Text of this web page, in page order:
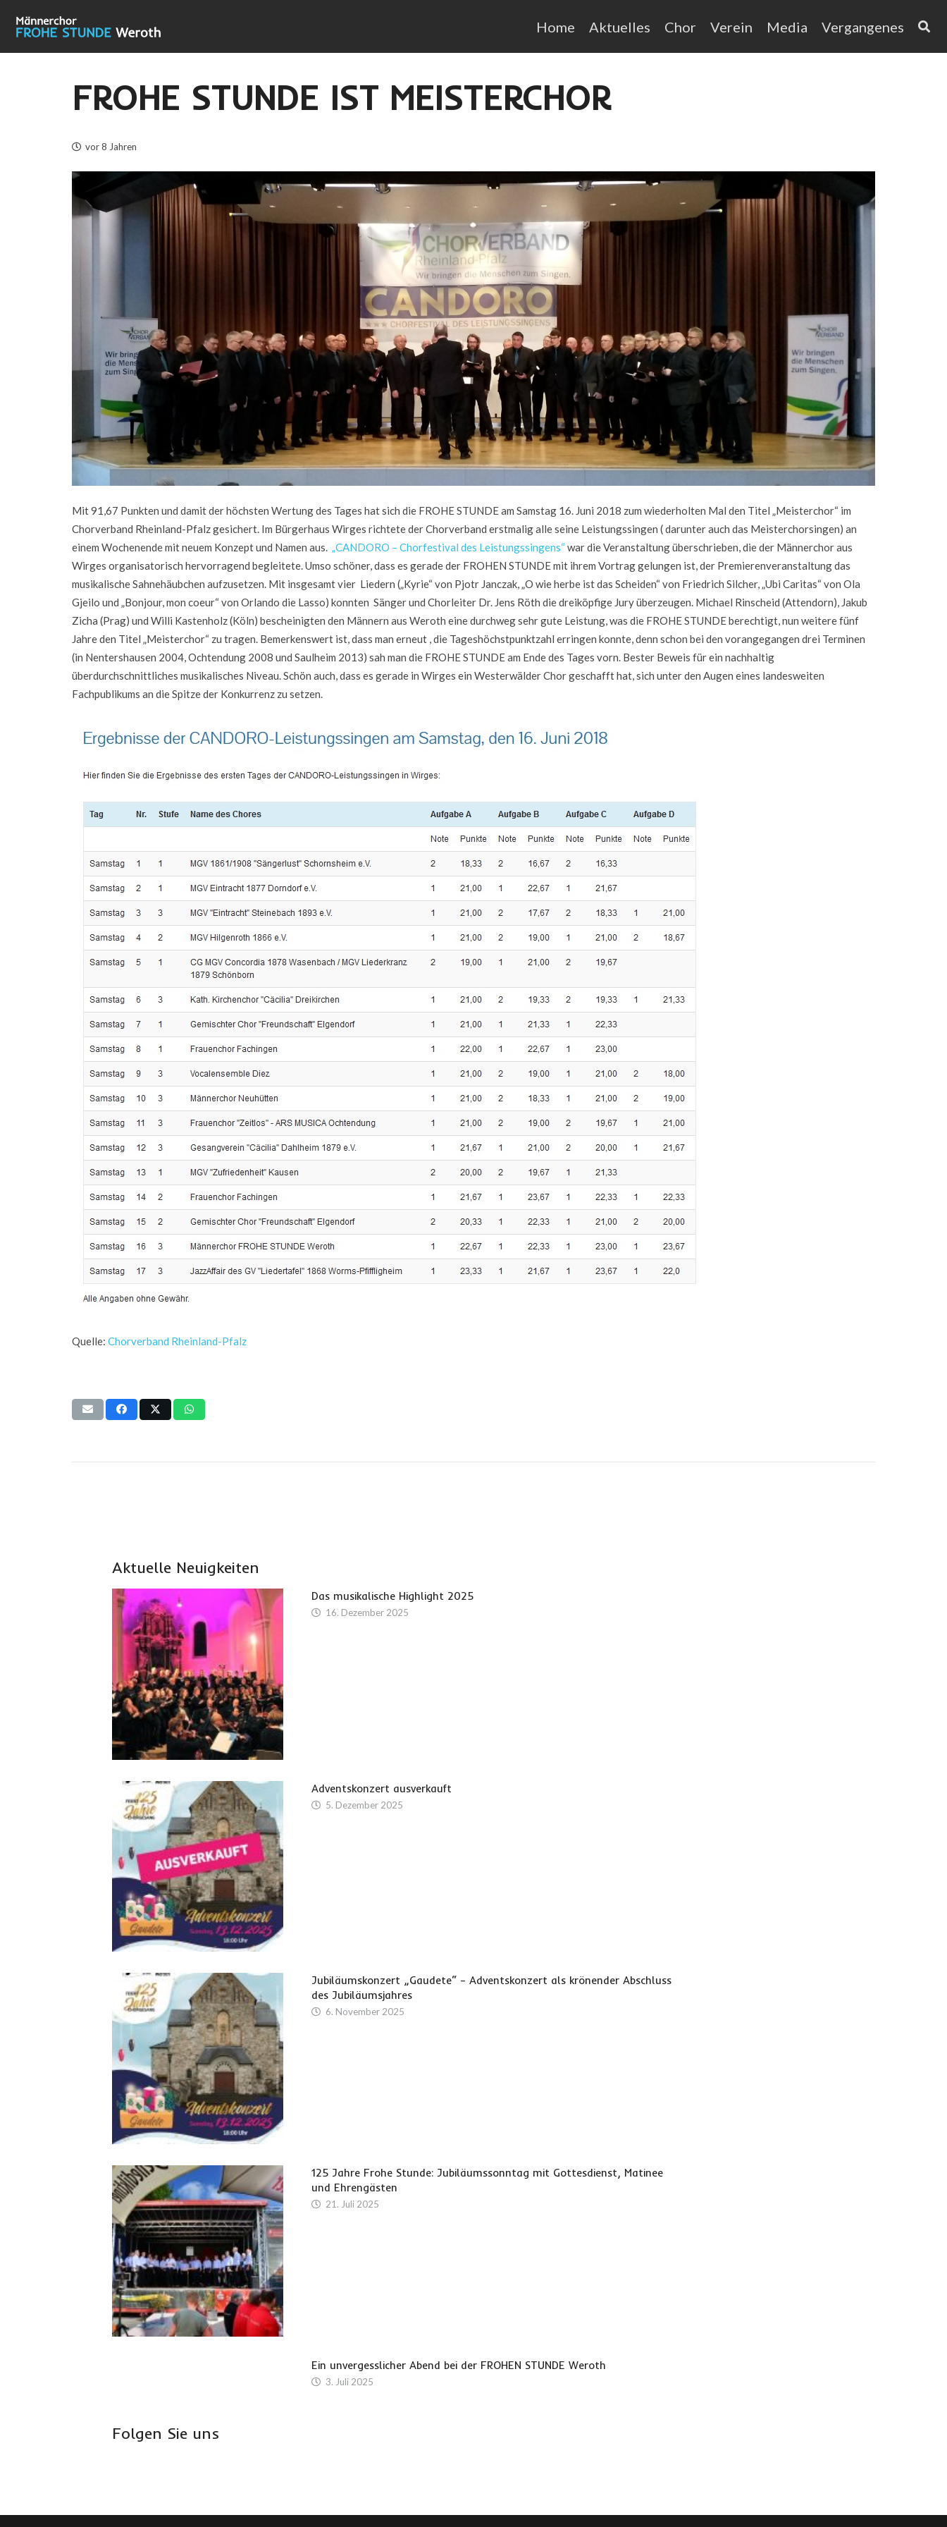
Home Aktuelles Chor Verein Media Vergangenes
FROHE STUNDE IST MEISTERCHOR
vor 8 Jahren
Mit 91,67 Punkten und damit der höchsten Wertung des Tages hat sich die FROHE STUNDE am Samstag 16. Juni 2018 zum wiederholten Mal den Titel „Meisterchor“ im
Chorverband Rheinland-Pfalz gesichert. Im Bürgerhaus Wirges richtete der Chorverband erstmalig alle seine Leistungssingen ( darunter auch das Meisterchorsingen) an
einem Wochenende mit neuem Konzept und Namen aus. „CANDORO – Chorfestival des Leistungssingens“war die Veranstaltung überschrieben, die der Männerchor aus
Wirges organisatorisch hervorragend begleitete. Umso schöner, dass es gerade der FROHEN STUNDE mit ihrem Vortrag gelungen ist, der Premierenveranstaltung das
musikalische Sahnehäubchen aufzusetzen. Mit insgesamt vier Liedern („Kyrie“ von Pjotr Janczak, „O wie herbe ist das Scheiden“ von Friedrich Silcher, „Ubi Caritas“ von Ola
Gjeilo und „Bonjour, mon coeur“ von Orlando die Lasso) konnten Sänger und Chorleiter Dr. Jens Röth die dreiköpfige Jury überzeugen. Michael Rinscheid (Attendorn), Jakub
Zicha (Prag) und Willi Kastenholz (Köln) bescheinigten den Männern aus Weroth eine durchweg sehr gute Leistung, was die FROHE STUNDE berechtigt, nun weitere fünf
Jahre den Titel „Meisterchor“ zu tragen. Bemerkenswert ist, dass man erneut , die Tageshöchstpunktzahl erringen konnte, denn schon bei den vorangegangen drei Terminen
(in Nentershausen 2004, Ochtendung 2008 und Saulheim 2013) sah man die FROHE STUNDE am Ende des Tages vorn. Bester Beweis für ein nachhaltig
überdurchschnittliches musikalisches Niveau. Schön auch, dass es gerade in Wirges ein Westerwälder Chor geschafft hat, sich unter den Augen eines landesweiten
Fachpublikums an die Spitze der Konkurrenz zu setzen.
Quelle: Chorverband Rheinland-Pfalz
Aktuelle Neuigkeiten
Das musikalische Highlight 2025
16. Dezember 2025
Adventskonzert ausverkauft
5. Dezember 2025
Jubiläumskonzert „Gaudete“ – Adventskonzert als krönender Abschluss
des Jubiläumsjahres
6. November 2025
125 Jahre Frohe Stunde: Jubiläumssonntag mit Gottesdienst, Matinee
und Ehrengästen
21. Juli 2025
Ein unvergesslicher Abend bei der FROHEN STUNDE Weroth
3. Juli 2025
Folgen Sie uns